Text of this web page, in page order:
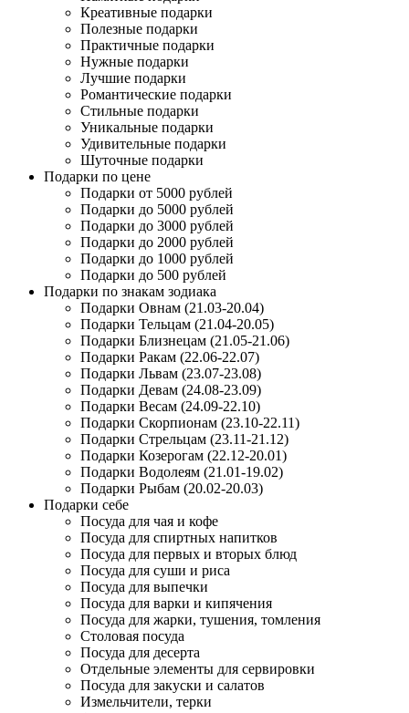
Креативные подарки
Полезные подарки
Практичные подарки
Нужные подарки
Лучшие подарки
Романтические подарки
Стильные подарки
Уникальные подарки
Удивительные подарки
Шуточные подарки
Подарки по цене
Подарки от 5000 рублей
Подарки до 5000 рублей
Подарки до 3000 рублей
Подарки до 2000 рублей
Подарки до 1000 рублей
Подарки до 500 рублей
Подарки по знакам зодиака
Подарки Овнам (21.03-20.04)
Подарки Тельцам (21.04-20.05)
Подарки Близнецам (21.05-21.06)
Подарки Ракам (22.06-22.07)
Подарки Львам (23.07-23.08)
Подарки Девам (24.08-23.09)
Подарки Весам (24.09-22.10)
Подарки Скорпионам (23.10-22.11)
Подарки Стрельцам (23.11-21.12)
Подарки Козерогам (22.12-20.01)
Подарки Водолеям (21.01-19.02)
Подарки Рыбам (20.02-20.03)
Подарки себе
Посуда для чая и кофе
Посуда для спиртных напитков
Посуда для первых и вторых блюд
Посуда для суши и риса
Посуда для выпечки
Посуда для варки и кипячения
Посуда для жарки, тушения, томления
Столовая посуда
Посуда для десерта
Отдельные элементы для сервировки
Посуда для закуски и салатов
Измельчители, терки